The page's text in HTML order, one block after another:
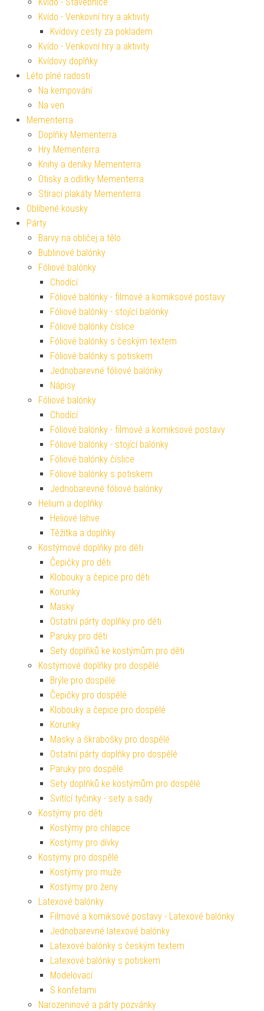
Kvído - Venkovní hry a aktivity
Kvídovy cesty za pokladem
Kvído - Venkovní hry a aktivity
Kvídovy doplňky
Léto plné radosti
Na kempování
Na ven
Mementerra
Doplňky Mementerra
Hry Mementerra
Knihy a deníky Mementerra
Otisky a odlitky Mementerra
Stírací plakáty Mementerra
Oblíbené kousky
Párty
Barvy na obličej a tělo
Bublinové balónky
Fóliové balónky
Chodící
Fóliové balónky - filmové a komiksové postavy
Fóliové balónky - stojící balónky
Fóliové balónky číslice
Fóliové balónky s českým textem
Fóliové balónky s potiskem
Jednobarevné fóliové balónky
Nápisy
Fóliové balónky
Chodící
Fóliové balónky - filmové a komiksové postavy
Fóliové balónky - stojící balónky
Fóliové balónky číslice
Fóliové balónky s potiskem
Jednobarevné fóliové balónky
Helium a doplňky
Heliové lahve
Těžítka a doplňky
Kostýmové doplňky pro děti
Čepičky pro děti
Klobouky a čepice pro děti
Korunky
Masky
Ostatní párty doplňky pro děti
Paruky pro děti
Sety doplňků ke kostýmům pro děti
Kostýmové doplňky pro dospělé
Brýle pro dospělé
Čepičky pro dospělé
Klobouky a čepice pro dospělé
Korunky
Masky a škrabošky pro dospělé
Ostatní párty doplňky pro dospělé
Paruky pro dospělé
Sety doplňků ke kostýmům pro dospělé
Svítící tyčinky - sety a sady
Kostýmy pro děti
Kostýmy pro chlapce
Kostýmy pro dívky
Kostýmy pro dospělé
Kostýmy pro muže
Kostýmy pro ženy
Latexové balónky
Filmové a komiksové postavy - Latexové balónky
Jednobarevné latexové balónky
Latexové balónky s českým textem
Latexové balónky s potiskem
Modelovací
S konfetami
Narozeninové a párty pozvánky